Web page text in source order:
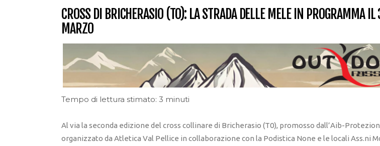
CROSS DI BRICHERASIO (TO): LA STRADA DELLE MELE IN PROGRAMMA IL
MARZO
Tempo di lettura stimato: 3 minuti
Al via la seconda edizione del cross collinare di Bricherasio (T0), promosso dall’Aib-
organizzato da Atletica Val Pellice in collaborazione con la Podistica None e le locali Ass.ni